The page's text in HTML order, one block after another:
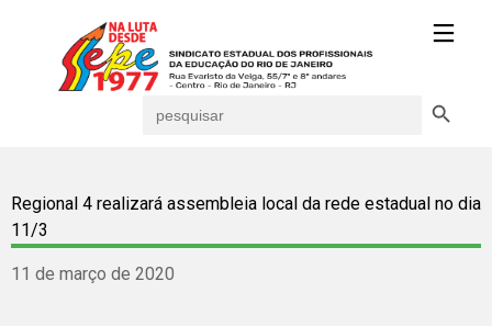
for:
Regional 4 realizará assembleia local da rede estadual no dia
11/3
11 de março de 2020